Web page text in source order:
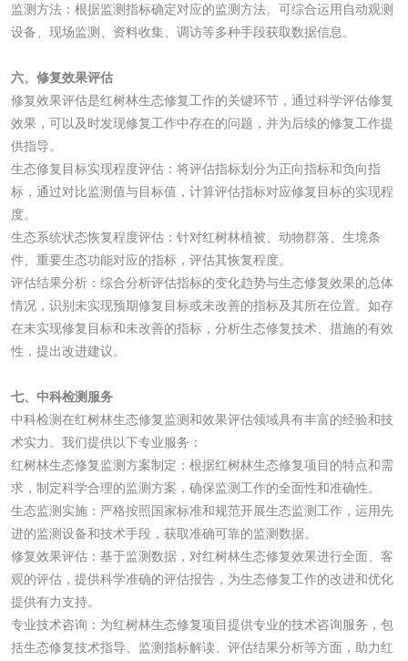
监测方法：根据监测指标确定对应的监测方法。可综合运用自动观测
设备、现场监测、资料收集、调访等多种手段获取数据信息。
六、修复效果评估
修复效果评估是红树林生态修复工作的关键环节，通过科学评估修复
效果，可以及时发现修复工作中存在的问题，并为后续的修复工作提
供指导。
生态修复目标实现程度评估：将评估指标划分为正向指标和负向指
标，通过对比监测值与目标值，计算评估指标对应修复目标的实现程
度。
生态系统状态恢复程度评估：针对红树林植被、动物群落、生境条
件、重要生态功能对应的指标，评估其恢复程度。
评估结果分析：综合分析评估指标的变化趋势与生态修复效果的总体
情况，识别未实现预期修复目标或未改善的指标及其所在位置。如存
在未实现修复目标和未改善的指标，分析生态修复技术、措施的有效
性，提出改进建议。
七、中科检测服务
中科检测在红树林生态修复监测和效果评估领域具有丰富的经验和技
术实力。我们提供以下专业服务：
红树林生态修复监测方案制定：根据红树林生态修复项目的特点和需
求，制定科学合理的监测方案，确保监测工作的全面性和准确性。
生态监测实施：严格按照国家标准和规范开展生态监测工作，运用先
进的监测设备和技术手段，获取准确可靠的监测数据。
修复效果评估：基于监测数据，对红树林生态修复效果进行全面、客
观的评估，提供科学准确的评估报告，为生态修复工作的改进和优化
提供有力支持。
专业技术咨询：为红树林生态修复项目提供专业的技术咨询服务，包
括生态修复技术指导、监测指标解读、评估结果分析等方面，助力红
电子烟检测 乳胶枕头检测
试验
儿童玩具检测
服饰鞋包
纺织品抗菌检测 蚊帐检测
纺织品检测 纺织品禁限用物质
检测
AZO偶氮检测
童装检测
包装材料
包装重金属检测 塑料瓶密封性检测
自封袋检测 塑料周转筐检测
包装袋检测